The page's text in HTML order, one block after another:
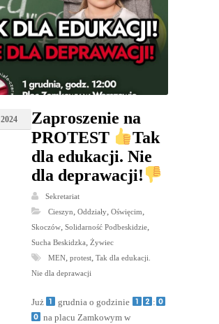
2024
Zaproszenie na
PROTEST
Tak
dla edukacji. Nie
dla deprawacji!
Sekretariat
Cieszyn, Oddziały, Oświęcim,
Skoczów, Solidarność Podbeskidzie,
Sucha Beskidzka, Żywiec
MEN, protest, Tak dla edukacji.
Nie dla deprawacji
Już grudnia o godzinie
:
na placu Zamkowym w